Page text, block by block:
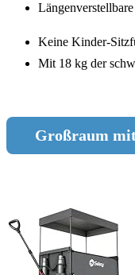
Keine Kinder-
Mit 18 kg der
Großraum